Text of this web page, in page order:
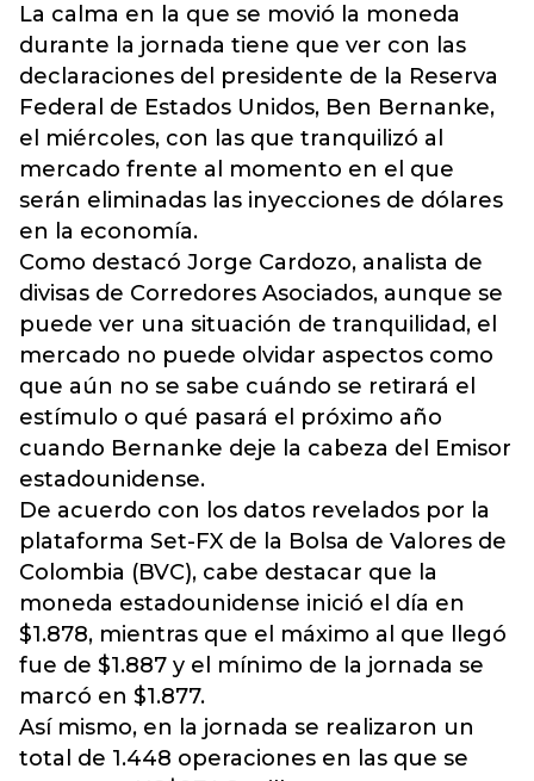
La calma en la que se movió la moneda
durante la jornada tiene que ver con las
declaraciones del presidente de la Reserva
Federal de Estados Unidos, Ben Bernanke,
el miércoles, con las que tranquilizó al
mercado frente al momento en el que
serán eliminadas las inyecciones de dólares
en la economía.
Como destacó Jorge Cardozo, analista de
divisas de Corredores Asociados, aunque se
puede ver una situación de tranquilidad, el
mercado no puede olvidar aspectos como
que aún no se sabe cuándo se retirará el
estímulo o qué pasará el próximo año
cuando Bernanke deje la cabeza del Emisor
estadounidense.
De acuerdo con los datos revelados por la
plataforma Set-FX de la Bolsa de Valores de
Colombia (BVC), cabe destacar que la
moneda estadounidense inició el día en
$1.878, mientras que el máximo al que llegó
fue de $1.887 y el mínimo de la jornada se
marcó en $1.877.
Así mismo, en la jornada se realizaron un
total de 1.448 operaciones en las que se